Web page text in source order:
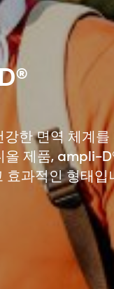
강한 면역 체계
올 제품, ampli-
효과적인 형태입